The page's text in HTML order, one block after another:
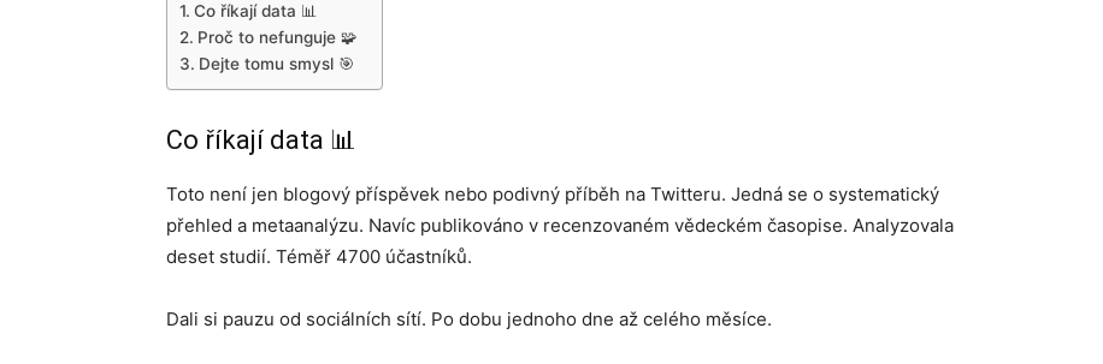
Co říkají data 📊
Proč to nefunguje 🧩
Dejte tomu smysl 🎯
Co říkají data 📊
Toto není jen blogový příspěvek nebo podivný příběh na Twitteru. Jedná se o systematický
přehled a metaanalýzu. Navíc publikováno v recenzovaném vědeckém časopise. Analyzovala
deset studií. Téměř 4700 účastníků.
Dali si pauzu od sociálních sítí. Po dobu jednoho dne až celého měsíce.